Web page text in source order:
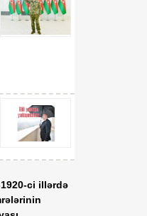
18:18
07 Avqust
07 Avqust
17:55
07 Avqust
ci illərdə